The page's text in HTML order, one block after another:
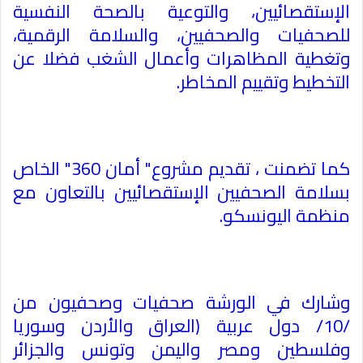
الإستقصائيين، والتوعية بالصحة النفسية
للصحفيات والصحفيين، والسلامة الرقمية،
وتغطية المظاهرات وأعمال الشغب فضلا عن
التخطيط وتقييم المخاطر.
كما تضمنت ، تقديم مشروع" أمان 360" الخاص
بسلامة الصحفيين الإستقصائيين بالتعاون مع
منظمة اليونسكو.
وشارك في الورشة صحفيات وصحفيون من
/10/ دول عربية (العراق والأردن وسوريا
وفلسطين ومصر واليمن وتونس والجزائر